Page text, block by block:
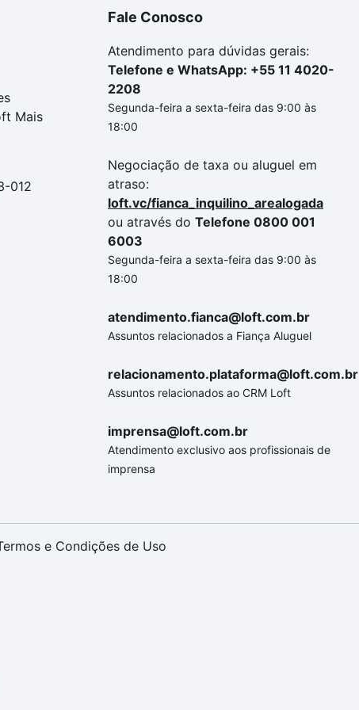
Mais
012
Fale Conosco
Atendimento para dúvidas gerais:
Telefone e WhatsApp: +55 11 4020-
2208
Segunda-feira a sexta-feira das 9:00 às
18:00
Negociação de taxa ou aluguel em
atraso:
loft.vc/fianca_inquilino_arealogada
ou através do Telefone 0800 001
6003
Segunda-feira a sexta-feira das 9:00 às
18:00
atendimento.fianca@loft.com.br
Assuntos relacionados a Fiança Aluguel
relacionamento.plataforma@loft.com.br
Assuntos relacionados ao CRM Loft
imprensa@loft.com.br
Atendimento exclusivo aos profissionais de
imprensa
e Condições de Uso